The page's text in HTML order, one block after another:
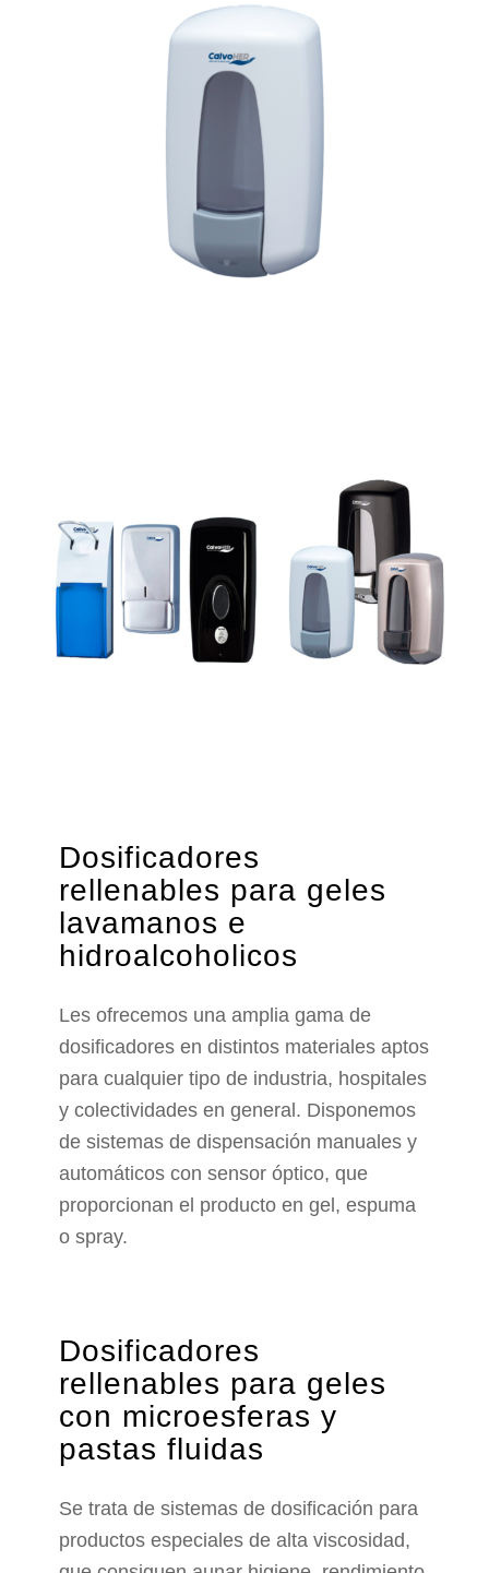
Dosificadores
rellenables para geles
lavamanos e
hidroalcoholicos
Les ofrecemos una amplia gama de
dosificadores en distintos materiales aptos
para cualquier tipo de industria, hospitales
y colectividades en general. Disponemos
de sistemas de dispensación manuales y
automáticos con sensor óptico, que
proporcionan el producto en gel, espuma
o spray.
Dosificadores
rellenables para geles
con microesferas y
pastas fluidas
Se trata de sistemas de dosificación para
productos especiales de alta viscosidad,